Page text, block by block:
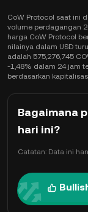
CoW Protocol saat ini
volume perdagangan
harga CoW Protocol
nilainya dalam USD
adalah 575,276,745
-1,48% dalam 24 jam
berdasarkan
Bagaimana
hari ini?
Catatan: Data ini